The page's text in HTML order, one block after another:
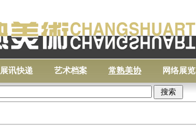
展讯快递 艺术档案 常熟美协 网络展览